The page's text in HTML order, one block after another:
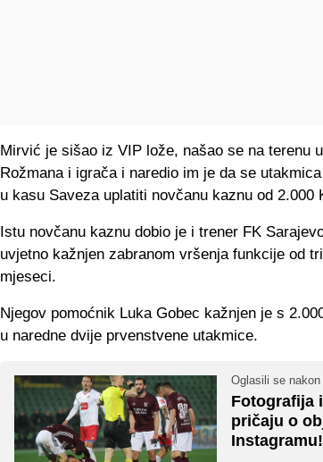
Mirvić je sišao iz VIP lože, našao se na terenu
Rožmana i igrača i naredio im je da se
u kasu Saveza uplatiti novčanu kaznu od 2.000
Istu novčanu kaznu dobio je i trener FK
uvjetno kažnjen zabranom vršenja funkcije od
mjeseci.
Njegov pomoćnik Luka Gobec kažnjen je s
u naredne dvije prvenstvene utakmice.
Oglasili se
Fotografija
pričaju o
Instagramu!